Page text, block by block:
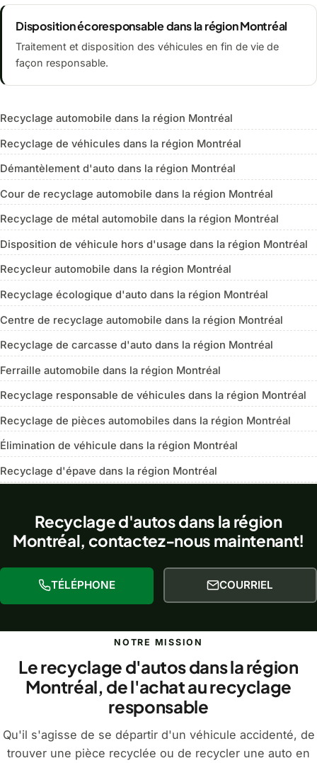
Disposition écoresponsable dans la région Montréal
Traitement et disposition des véhicules en fin de vie de
façon responsable.
Recyclage automobile dans la région Montréal
Recyclage de véhicules dans la région Montréal
Démantèlement d'auto dans la région Montréal
Cour de recyclage automobile dans la région Montréal
Recyclage de métal automobile dans la région Montréal
Disposition de véhicule hors d'usage dans la région Montréal
Recycleur automobile dans la région Montréal
Recyclage écologique d'auto dans la région Montréal
Centre de recyclage automobile dans la région Montréal
Recyclage de carcasse d'auto dans la région Montréal
Ferraille automobile dans la région Montréal
Recyclage responsable de véhicules dans la région Montréal
Recyclage de pièces automobiles dans la région Montréal
Élimination de véhicule dans la région Montréal
Recyclage d'épave dans la région Montréal
Recyclage d'autos dans la région
Montréal, contactez-nous maintenant!
TÉLÉPHONE COURRIEL
NOTRE MISSION
Le recyclage d'autos dans la région
Montréal, de l'achat au recyclage
responsable
Qu'il s'agisse de se départir d'un véhicule accidenté, de
trouver une pièce recyclée ou de recycler une auto en